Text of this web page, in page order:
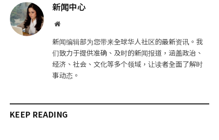
新闻中心
网
新闻编辑部为您带来全球华人社区的最新资讯。我
们致力于提供准确、及时的新闻报道，涵盖政治、
经济、社会、文化等多个领域，让读者全面了解时
事动态。
KEEP READING